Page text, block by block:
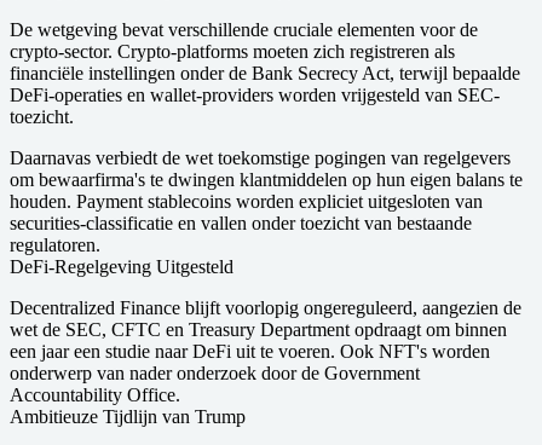
De wetgeving bevat verschillende cruciale elementen voor de
crypto-sector. Crypto-platforms moeten zich registreren als
financiële instellingen onder de Bank Secrecy Act, terwijl bepaalde
DeFi-operaties en wallet-providers worden vrijgesteld van SEC-
toezicht.
Daarnavas verbiedt de wet toekomstige pogingen van regelgevers
om bewaarfirma's te dwingen klantmiddelen op hun eigen balans te
houden. Payment stablecoins worden expliciet uitgesloten van
securities-classificatie en vallen onder toezicht van bestaande
regulatoren.
DeFi-Regelgeving Uitgesteld
Decentralized Finance blijft voorlopig ongereguleerd, aangezien de
wet de SEC, CFTC en Treasury Department opdraagt om binnen
een jaar een studie naar DeFi uit te voeren. Ook NFT's worden
onderwerp van nader onderzoek door de Government
Accountability Office.
Ambitieuze Tijdlijn van Trump